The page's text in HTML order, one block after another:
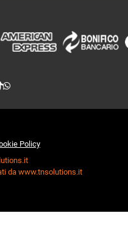
Policy
da www.tnsolutions.it